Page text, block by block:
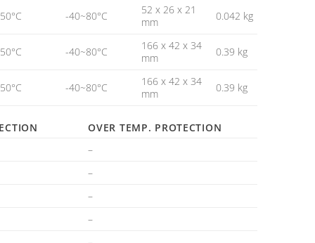
-40~80°C
52 x 26 x 21
mm
0.042 kg
-40~80°C
166 x 42 x 34
mm
0.39 kg
-40~80°C
166 x 42 x 34
mm
0.39 kg
OVER TEMP. PROTECTION
–
–
–
–